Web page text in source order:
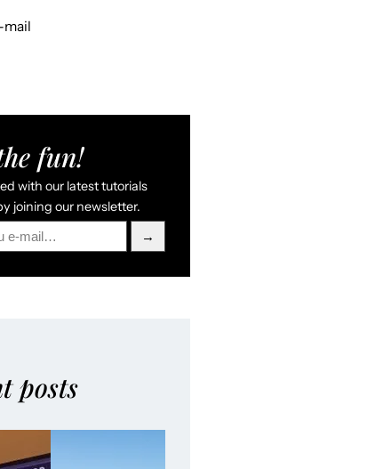
mail
fun!
with our latest tutorials
joining our newsletter.
→
posts